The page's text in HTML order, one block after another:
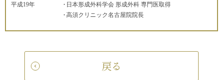
平成19年
日本形成外科学会 形成外科 専門医取得
高須クリニック名古屋院院長
戻る